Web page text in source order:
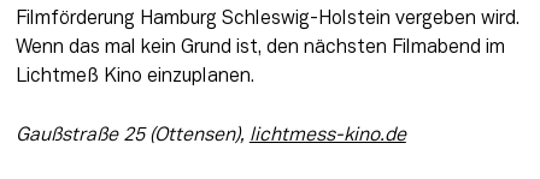
Filmförderung Hamburg Schleswig-Holstein vergeben wird.
Wenn das mal kein Grund ist, den nächsten Filmabend im
Lichtmeß Kino einzuplanen.
Gaußstraße 25 (Ottensen), lichtmess-kino.de